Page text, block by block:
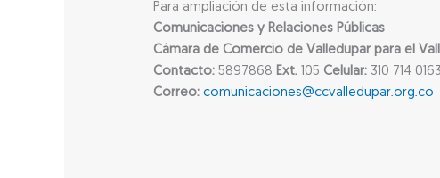
Para ampliación de esta información:
Comunicaciones y Relaciones Públicas
Cámara de Comercio de Valledupar para el
Contacto: 5897868 Ext. 105 Celular: 310 714 0163
Correo: comunicaciones@ccvalledupar.org.co